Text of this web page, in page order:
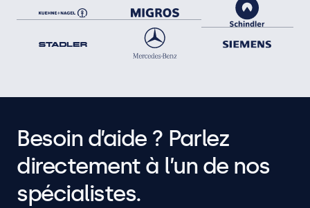
10TSV7M, 10TS7M, 10HB9M/U1, 12TS7, 12TSV7M, 12TS7M,
12HB9M, 13HD7, 13HD7M, 15HD7, 15VG7M, 15HD7M, 15SDI7M,
17HD7M, 17VG7M, 13TS7, 13TS7M, 15TS7, 15TSV7M, 15TS7M,
15HB9M/U1, 17TSV7M, 17TS7M, 17HB9M, 19VG7M, 19HD7M,
Besoin d’aide ? Parlez
directement à l’un de nos
spécialistes.